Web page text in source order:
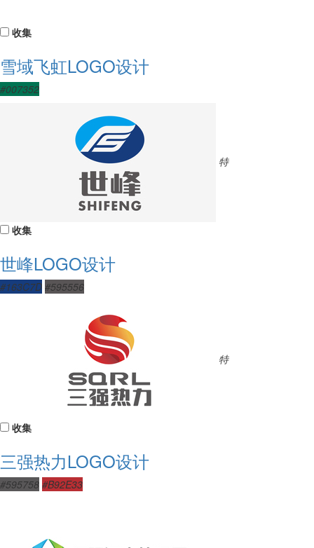
收集
雪域飞虹LOGO设计
#007352
特
收集
世峰LOGO设计
#163C7D #595556
特
收集
三强热力LOGO设计
#595758 #B92E33